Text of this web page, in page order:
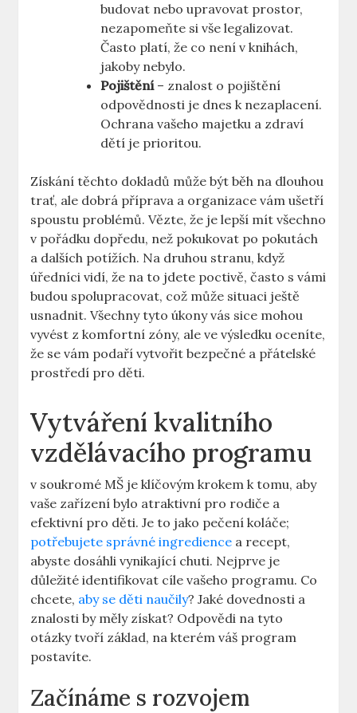
budovat nebo upravovat prostor,
nezapomeňte si vše legalizovat.
Často platí, že co není v knihách,
jakoby nebylo.
Pojištění– znalost o pojištění
odpovědnosti je dnes k nezaplacení.
Ochrana vašeho majetku a zdraví
dětí je prioritou.
Získání těchto dokladů může být běh na dlouhou
trať, ale dobrá příprava a organizace vám ušetří
spoustu problémů. Vězte, že je lepší mít všechno
v pořádku dopředu, než pokukovat po pokutách
a dalších potížích. Na druhou stranu, když
úředníci vidí, že na to jdete poctivě, často s vámi
budou spolupracovat, což může situaci ještě
usnadnit. Všechny tyto úkony vás sice mohou
vyvést z komfortní zóny, ale ve výsledku oceníte,
že se vám podaří vytvořit bezpečné a přátelské
prostředí pro děti.
Vytváření kvalitního
vzdělávacího programu
v soukromé MŠ je klíčovým krokem k tomu, aby
vaše zařízení bylo atraktivní pro rodiče a
efektivní pro děti. Je to jako pečení koláče;
potřebujete správné ingredience a recept,
abyste dosáhli vynikající chuti. Nejprve je
důležité identifikovat cíle vašeho programu. Co
chcete, aby se děti naučily? Jaké dovednosti a
znalosti by měly získat? Odpovědi na tyto
otázky tvoří základ, na kterém váš program
postavíte.
Začínáme s rozvojem